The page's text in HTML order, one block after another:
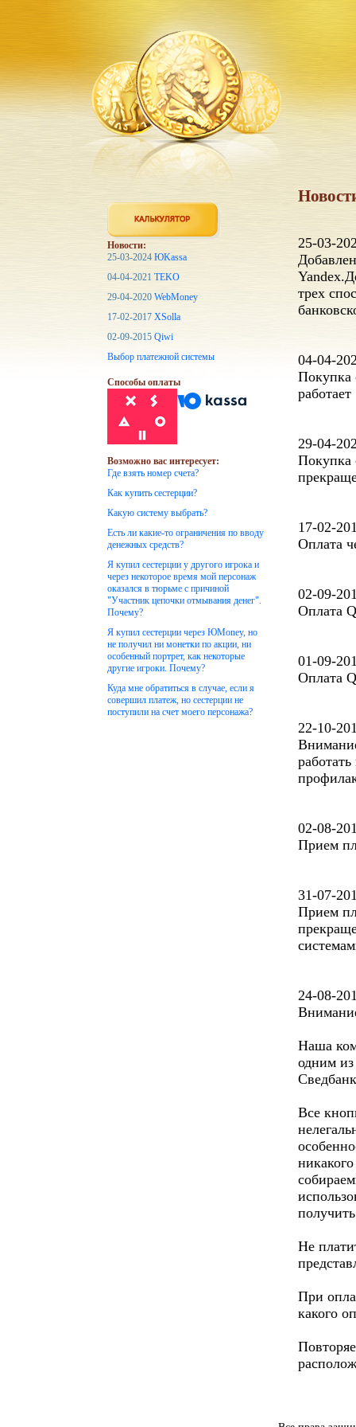
25-03-
трех
04-04-
Покупка
работает
29-04-
Покупка
17-02-
Оплата
02-09-
Оплата
01-09-
Оплата
22-10-
02-08-
Прием
31-07-
Прием
24-08-
Наша
одним
Все
Не
При
какого
Новости:
25-03-2024 ЮKassa
04-04-2021 TEKO
29-04-2020 WebMoney
17-02-2017 XSolla
02-09-2015 Qiwi
Выбор платежной системы
Способы оплаты
Возможно вас интересует:
Где взять номер счета?
Как купить сестерции?
Какую систему выбрать?
Есть ли какие-то ограничения по вводу
денежных средств?
Я купил сестерции у другого игрока и
через некоторое время мой персонаж
оказался в тюрьме с причиной
"Участник цепочки отмывания денег".
Почему?
Я купил сестерции через ЮMoney, но
не получил ни монетки по акции, ни
особенный портрет, как некоторые
другие игроки. Почему?
Куда мне обратиться в случае, если я
совершил платеж, но сестерции не
поступили на счет моего персонажа?